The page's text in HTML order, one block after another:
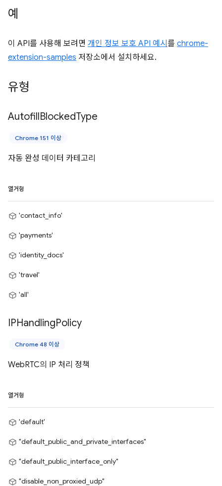
예
이 API를 사용해 보려면 개인 정보 보호 API 예시 를 chrome-
extension-samples 저장소에서 설치하세요.
유형
AutofillBlockedType
Chrome 151 이상
자동 완성 데이터 카테고리
열거형
'contact_info'
'payments'
'identity_docs'
'travel'
'all'
IPHandlingPolicy
Chrome 48 이상
WebRTC의 IP 처리 정책
열거형
'default'
"default_public_and_private_interfaces"
"default_public_interface_only"
"disable_non_proxied_udp"